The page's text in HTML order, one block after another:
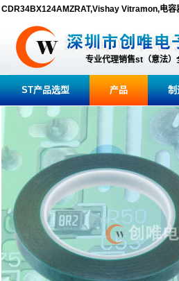
CDR34BX124AMZRAT,Vishay Vitramon,电容
专业代理销售st（意法）
ST产品选型 产品 制